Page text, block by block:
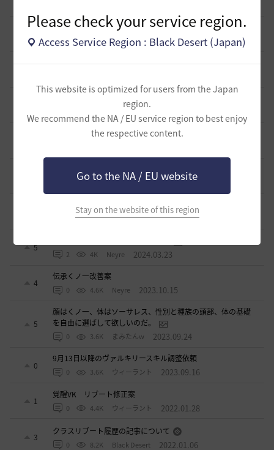
Please check your service region.
Access Service Region : Black Desert (Japan)
This website is optimized for users from the Japan
region.
We recommend the NA / EU service region to best enjoy
the respective content.
Go to the NA / EU website
Stay on the website of this region
アグリスの熱気の様なカプラス用の熱気も欲しい
0 2.8K 不明 2024.10.06
アタニスホタルはなぜ家門バッグに入れられないのか？
闇の精霊の怒り200％のCTについて
エンカ-日本
スキルジャンプと空中攻撃スキルの設置案
死亡ペナルティー減少のペット効果
3.4K 観賞用やる夫-日本 2024.04.28
スカラーのキャッチの横範囲改善して！
3.2K どら蔵-日本 2024.04.15
5
2 4K Neyre 2024.03.23
4
伝承くノ一改善案
0 4.6K Neyre 2023.10.15
5
顔はくノ一、体はソーサレス、性別と種族の頭部、体の基礎
を自由に選ばして欲しいのだ。
0 3.6K まみたんw 2023.09.24
0
9月13日以降のヴァルキリースキル調整依頼
0 3.6K ウィーラント 2023.09.16
1
覚醒VK リブート修正案
0 4.4K ウィーラント 2022.01.28
3
クラスリブート履歴の記事について
0 8.2K Black Desert 2022.01.06